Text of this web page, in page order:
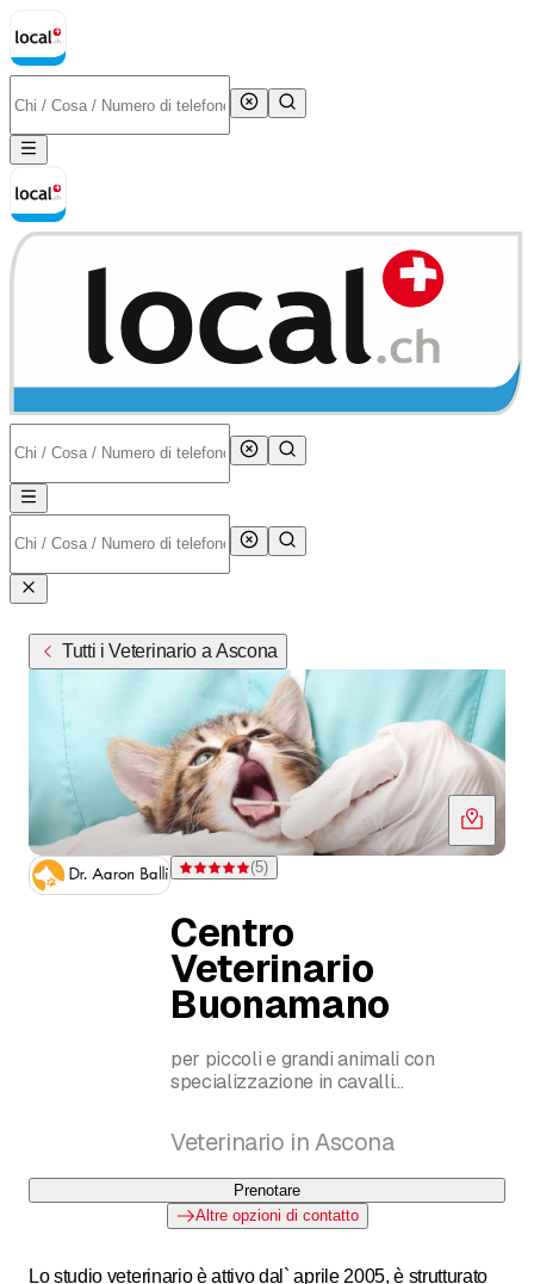
Tutti i Veterinario a Ascona
Valutazione 5 di 5 stelle su 5 valutazioni
(5)
Centro
Veterinario
Buonamano
per piccoli e grandi animali con
specializzazione in cavalli
Veterinario in Ascona
Prenotare
Altre opzioni di contatto
Lo studio veterinario è attivo dal` aprile 2005, è strutturato